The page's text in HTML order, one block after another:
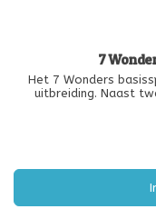
7
Het 7 Wonders
uitbreiding. Naast twee gloednieuwe Wonderen biedt deze